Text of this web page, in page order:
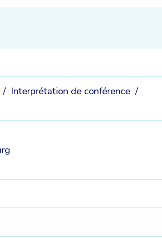
/ Interprétation de conférence /